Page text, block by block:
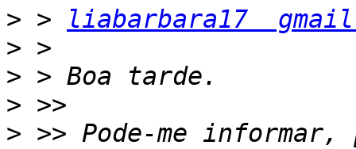
> >
liabarbara17
>
>
>
> >> Pode-me